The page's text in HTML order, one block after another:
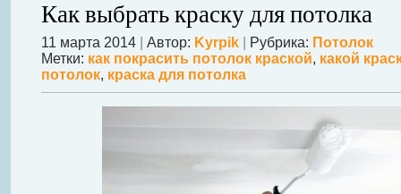
Как выбрать краску для потолка
11 марта 2014 Автор: Kyrpik Рубрика: Потолок
Метки: как покрасить потолок краской, какой
потолок, краска для потолка